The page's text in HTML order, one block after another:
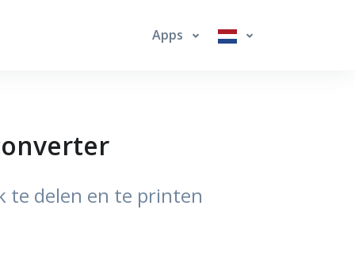
Apps
te delen en te printen